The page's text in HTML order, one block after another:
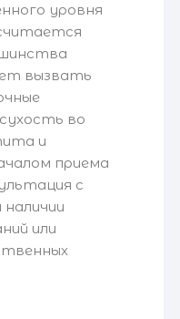
уровня
вызвать
во
и
приема
с
или